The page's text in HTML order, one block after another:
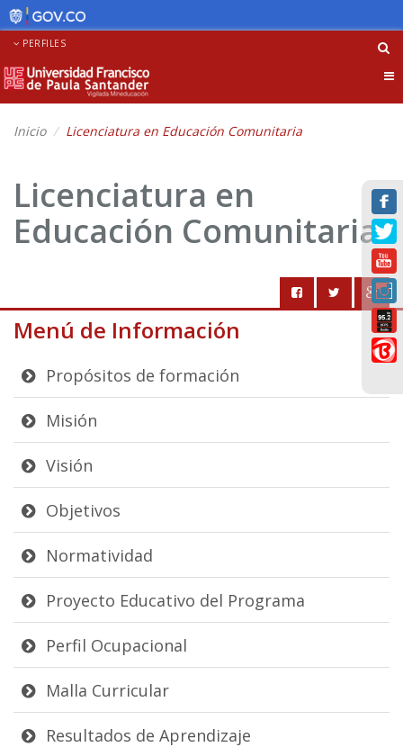
PERFILES
Inicio Licenciatura en Educación Comunitaria
Licenciatura en
Educación Comunitaria
Menú de Información
Propósitos de formación
Misión
Visión
Objetivos
Normatividad
Proyecto Educativo del Programa
Perfil Ocupacional
Malla Curricular
Resultados de Aprendizaje